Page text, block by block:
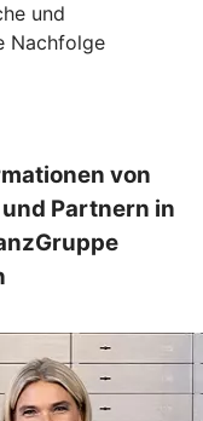
und
Nachfolge
von
Partnern in